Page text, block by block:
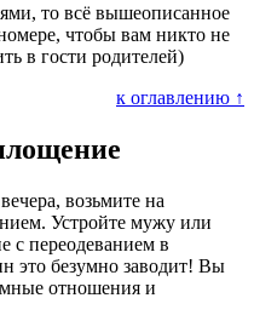
то всё вышеописанное
чтобы вам никто не
в гости родителей)
к оглавлению ↑
возьмите на
Устройте мужу или
с переодеванием в
это безумно заводит! Вы
отношения и